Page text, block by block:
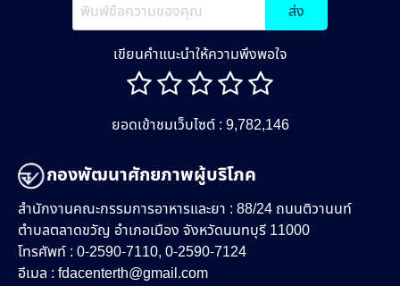
ส่ง
เขียนคำแนะนำให้ความพึงพอใจ
ยอดเข้าชมเว็บไซต์ : 9,782,146
กองพัฒนาศักยภาพผู้บริโภค
สำนักงานคณะกรรมการอาหารและยา : 88/24 ถนนติวานนท์
ตำบลตลาดขวัญ อำเภอเมือง จังหวัดนนทบุรี 11000
โทรศัพท์ : 0-2590-7110, 0-2590-7124
อีเมล : fdacenterth@gmail.com